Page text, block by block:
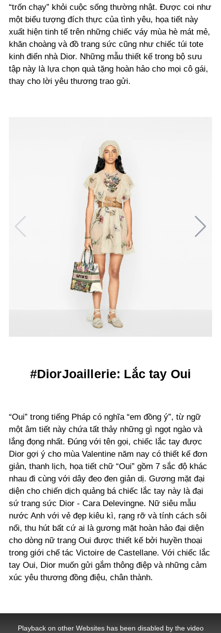
“trốn chạy” khỏi cuộc sống thường nhật. Được coi như
một biểu tượng đích thực của tình yêu, họa tiết này
xuất hiện tinh tế trên những chiếc váy mùa hè mát mẻ,
khăn choàng và đồ trang sức cũng như chiếc túi tote
kinh điển nhà Dior. Những mẫu thiết kế trong bộ sưu
tập này là lựa chọn quà tặng hoàn hảo cho mọi cô gái,
thay cho lời yêu thương trao gửi.
#DiorJoaillerie: Lắc tay Oui
“Oui” trong tiếng Pháp có nghĩa “em đồng ý”, từ ngữ
một âm tiết này chứa tất thảy những gì ngọt ngào và
lắng đọng nhất. Đúng với tên gọi, chiếc lắc tay được
Dior gợi ý cho mùa Valentine năm nay có thiết kế đơn
giản, thanh lịch, họa tiết chữ “Oui” gồm 7 sắc độ khác
nhau đi cùng với dây đeo đen giản dị. Gương mặt đại
diện cho chiến dịch quảng bá chiếc lắc tay này là đại
sứ trang sức Dior - Cara Delevingne. Nữ siêu mẫu
nước Anh với vẻ đẹp kiêu kì, rạng rỡ và tính cách sôi
nổi, thu hút bất cứ ai là gương mặt hoàn hảo đại diện
cho dòng nữ trang Oui được thiết kế bởi huyền thoại
trong giới chế tác Victoire de Castellane. Với chiếc lắc
tay Oui, Dior muốn gửi gắm thông điệp và những cảm
xúc yêu thương đồng điệu, chân thành.
Playback on other Websites has been disabled by the video